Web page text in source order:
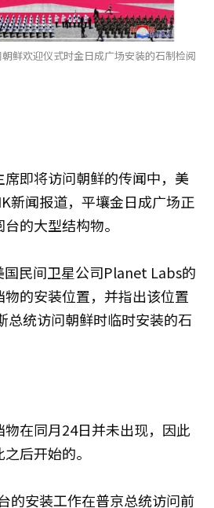
鲜欢迎仪式时金日成广场安装的石制检阅
即将访问朝鲜的传闻中，美
新闻报道，平壤金日成广场正
的大型结构物。
国民间卫星公司Planet Labs的
的安装位置，并指出该位置
总统访问朝鲜时临时安装的石
在同月24日并未出现，因此
后开始的。
的安装工作在普京总统访问前